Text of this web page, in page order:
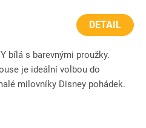
DETAIL
bílá s barevnými proužky.
je ideální volbou do
milovníky Disney pohádek.